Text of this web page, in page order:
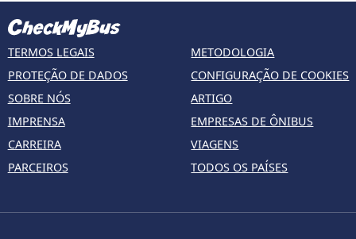
TERMOS LEGAIS
PROTEÇÃO DE DADOS
SOBRE NÓS
IMPRENSA
CARREIRA
PARCEIROS
METODOLOGIA
CONFIGURAÇÃO DE COOKIES
ARTIGO
EMPRESAS DE ÔNIBUS
VIAGENS
TODOS OS PAÍSES